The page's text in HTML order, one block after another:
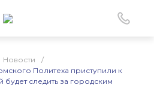
Новости
/
Политеха приступили к
следить за городским